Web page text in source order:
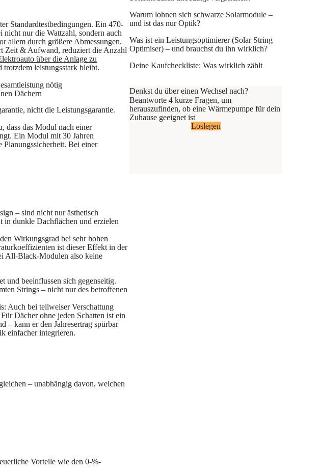
Standardtestbedingungen. Ein 470-
nur die Wattzahl, sondern auch
allem durch größere Abmessungen.
Zeit & Aufwand, reduziert die Anzahl
über die Anlage zu
leistungsstark bleibt.
nötig
Dächern
nicht die Leistungsgarantie.
dass das Modul nach einer
Ein Modul mit 30 Jahren
Planungssicherheit. Bei einer
– sind nicht nur ästhetisch
in dunkle Dachflächen und erzielen
Wirkungsgrad bei sehr hohen
ist dieser Effekt in der
All-Black-Modulen also keine
und beeinflussen sich gegenseitig.
Strings – nicht nur des betroffenen
Auch bei teilweiser Verschattung
Dächer ohne jeden Schatten ist ein
– kann er den Jahresertrag spürbar
einfacher integrieren.
– unabhängig davon, welchen
Vorteile wie den 0-%-
Warum lohnen sich schwarze Solarmodule –
und ist das nur Optik?
Was ist ein Leistungsoptimierer (Solar String
Optimiser) – und brauchst du ihn wirklich?
Deine Kaufcheckliste: Was wirklich zählt
Denkst du über einen Wechsel nach?
Beantworte 4 kurze Fragen, um
herauszufinden, ob eine Wärmepumpe für dein
Zuhause geeignet ist
Loslegen